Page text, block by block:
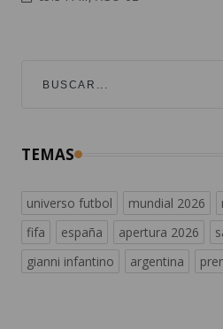
TEMAS
universo futbol mundial 2026
fifa
españa apertura 2026
gianni infantino
argentina